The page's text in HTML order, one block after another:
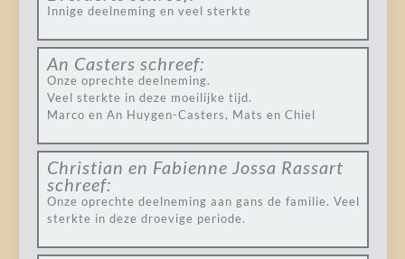
Innige deelneming en veel sterkte
An Casters schreef:
Onze oprechte deelneming.
Veel sterkte in deze moeilijke tijd.
Marco en An Huygen-Casters, Mats en Chiel
Christian en Fabienne Jossa Rassart
schreef:
Onze oprechte deelneming aan gans de familie. Veel
sterkte in deze droevige periode.